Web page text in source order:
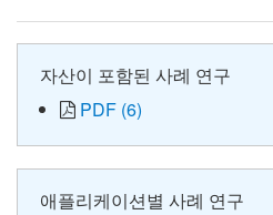
자산이 포함된 사례 연구
PDF (6)
애플리케이션별 사례 연구